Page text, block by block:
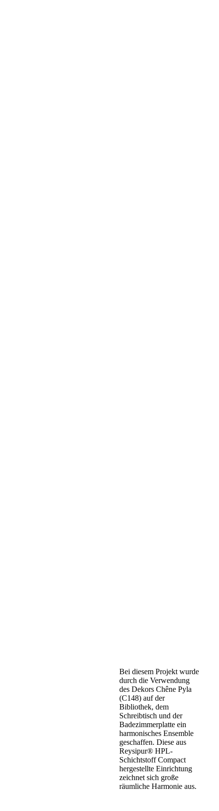
Bei diesem Projekt wurde
durch die Verwendung
des Dekors Chêne Pyla
(C148) auf der
Bibliothek, dem
Schreibtisch und der
Badezimmerplatte ein
harmonisches Ensemble
geschaffen. Diese aus
Reysipur® HPL-
Schichtstoff Compact
hergestellte Einrichtung
zeichnet sich große
räumliche Harmonie aus.